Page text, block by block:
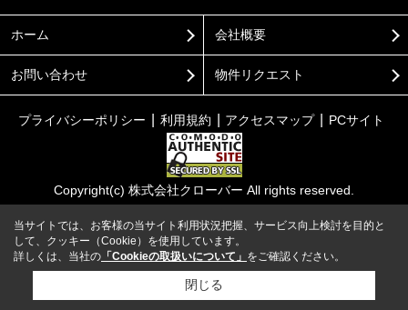
ホーム 会社概要
お問い合わせ 物件リクエスト
プライバシーポリシー 利用規約 アクセスマップ PCサイト
Copyright(c) 株式会社クローバー All rights reserved.
当サイトでは、お客様の当サイト利用状況把握、サービス向上検討を目的と
して、クッキー（Cookie）を使用しています。
詳しくは、当社の 「Cookieの取扱いについて」 をご確認ください。
閉じる